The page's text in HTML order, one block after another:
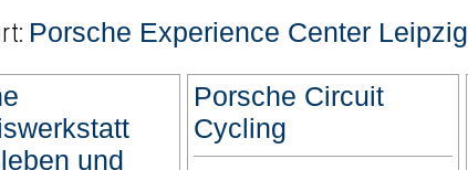
Porsche Experience Center Leipzig
und
Porsche Circuit
Cycling